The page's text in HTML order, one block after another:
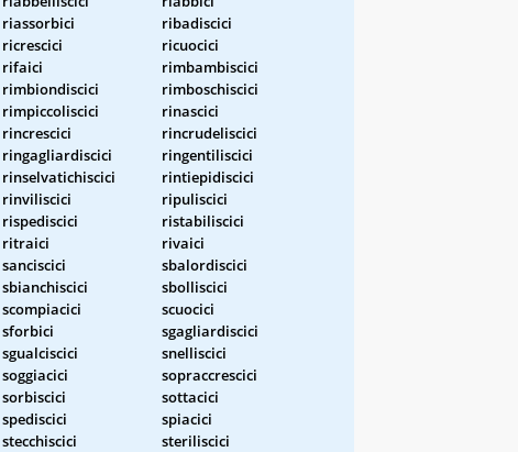
riassorbici
ribadiscici
ricrescici
ricuocici
rifaici
rimbambiscici
rimbiondiscici
rimboschiscici
rimpiccoliscici
rinascici
rincrescici
rincrudeliscici
ringagliardiscici
ringentiliscici
rinselvatichiscici
rintiepidiscici
rinviliscici
ripuliscici
rispediscici
ristabiliscici
ritraici
rivaici
sanciscici
sbalordiscici
sbianchiscici
sbolliscici
scompiacici
scuocici
sforbici
sgagliardiscici
sgualciscici
snelliscici
soggiacici
sopraccrescici
sorbiscici
sottacici
spediscici
spiacici
stecchiscici
steriliscici